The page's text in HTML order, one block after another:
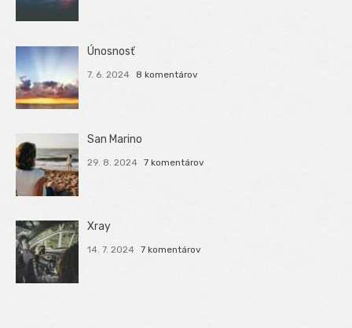
Únosnosť
7. 6. 2024 8 komentárov
San Marino
29. 8. 2024 7 komentárov
Xray
14. 7. 2024 7 komentárov